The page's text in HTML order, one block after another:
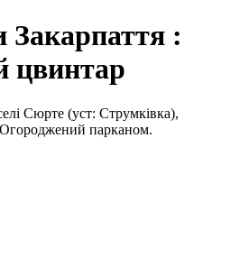
Закарпаття :
цвинтар
Сюрте (уст: Струмківка),
парканом.